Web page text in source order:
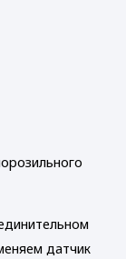
датчик